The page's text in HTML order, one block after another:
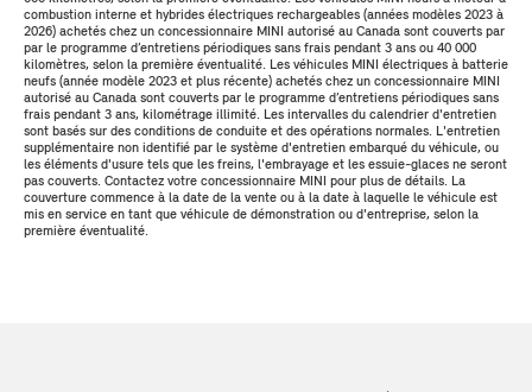
combustion interne et hybrides électriques rechargeables (années modèles 2023 à
2026) achetés chez un concessionnaire MINI autorisé au Canada sont couverts par
par le programme d’entretiens périodiques sans frais pendant 3 ans ou 40 000
kilomètres, selon la première éventualité. Les véhicules MINI électriques à batterie
neufs (année modèle 2023 et plus récente) achetés chez un concessionnaire MINI
autorisé au Canada sont couverts par le programme d’entretiens périodiques sans
frais pendant 3 ans, kilométrage illimité. Les intervalles du calendrier d'entretien
sont basés sur des conditions de conduite et des opérations normales. L'entretien
supplémentaire non identifié par le système d'entretien embarqué du véhicule, ou
les éléments d'usure tels que les freins, l'embrayage et les essuie-glaces ne seront
pas couverts. Contactez votre concessionnaire MINI pour plus de détails. La
couverture commence à la date de la vente ou à la date à laquelle le véhicule est
mis en service en tant que véhicule de démonstration ou d'entreprise, selon la
première éventualité.